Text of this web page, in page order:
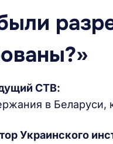
СТВ:
в
Украинского